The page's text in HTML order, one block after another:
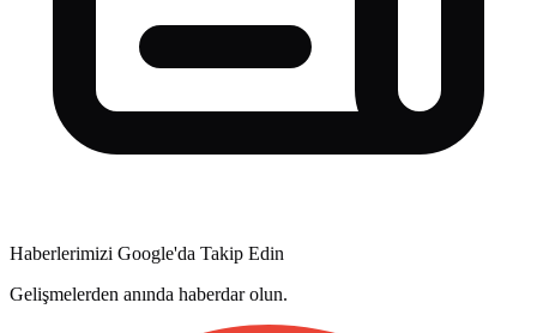
Haberlerimizi Google'da Takip Edin
Gelişmelerden anında haberdar olun.